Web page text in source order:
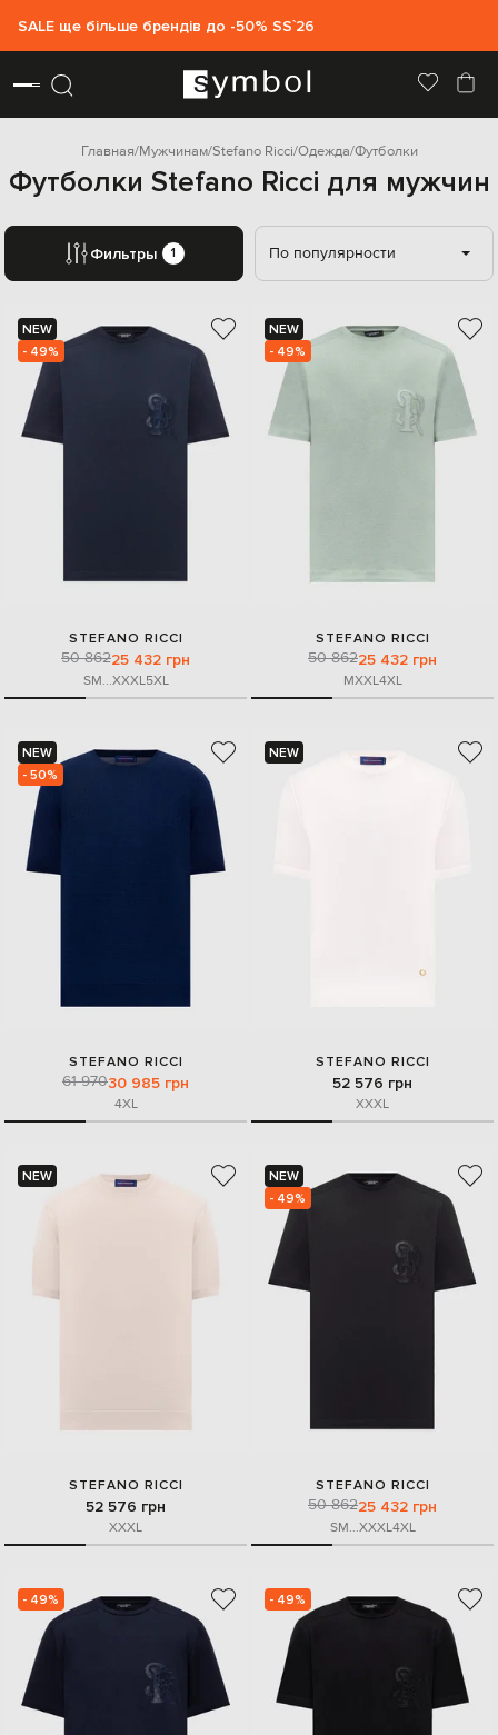
SALE ще більше брендів до -50% SS`26
Главная Мужчинам Stefano Ricci Одежда Футболки
Футболки Stefano Ricci для мужчин
Фильтры 1 По популярности
NEW
- 49%
STEFANO RICCI
50 86225 432 грн
SM...XXXL5XL
NEW
- 49%
STEFANO RICCI
50 86225 432 грн
MXXL4XL
NEW
- 50%
STEFANO RICCI
61 97030 985 грн
4XL
NEW
STEFANO RICCI
52 576 грн
XXXL
NEW
STEFANO RICCI
52 576 грн
XXXL
NEW
- 49%
STEFANO RICCI
50 86225 432 грн
SM...XXXL4XL
- 49% - 49%